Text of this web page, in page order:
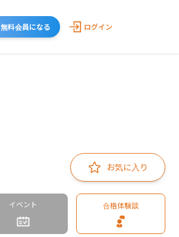
無料会員になる ログイン
お気に入り
イベント 合格体験談